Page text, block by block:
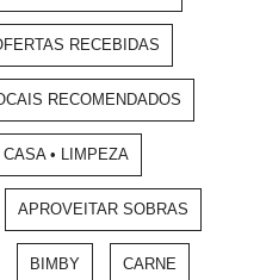
RECEBIDAS
RECOMENDADOS
CASA • LIMPEZA
APROVEITAR SOBRAS
BIMBY CARNE